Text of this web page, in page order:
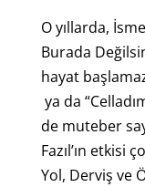
O yıllarda,
Burada
hayat
ya da
de muteber
Fazıl’ın etkisi
Yol, Derviş ve